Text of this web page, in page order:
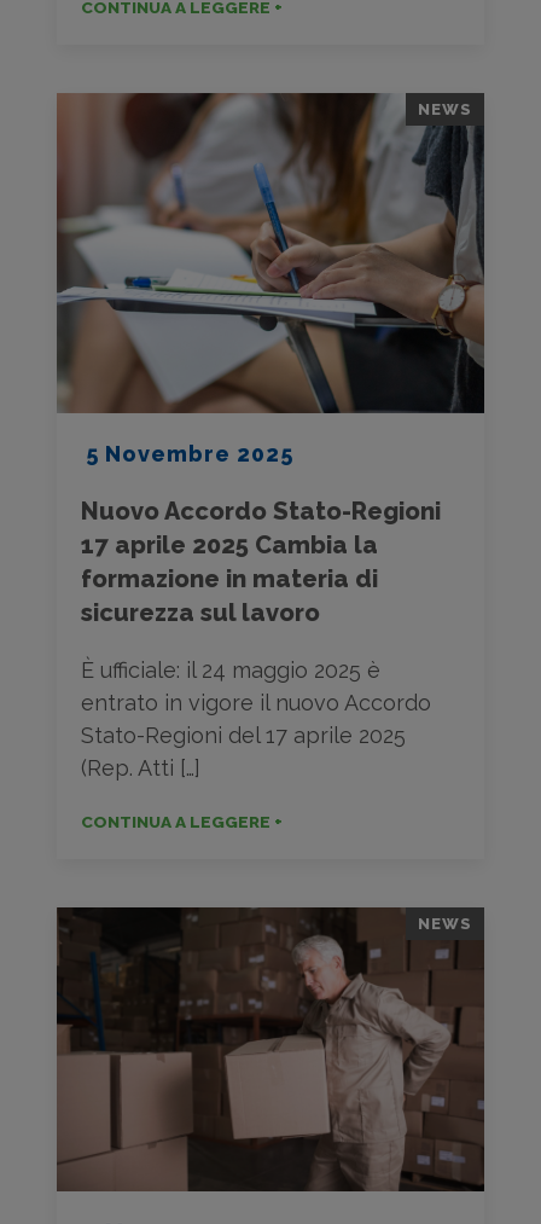
CONTINUA A LEGGERE +
5 Novembre 2025
NEWS
Nuovo Accordo Stato-Regioni
17 aprile 2025 Cambia la
formazione in materia di
sicurezza sul lavoro
È ufficiale: il 24 maggio 2025 è
entrato in vigore il nuovo Accordo
Stato-Regioni del 17 aprile 2025
(Rep. Atti […]
CONTINUA A LEGGERE +
NEWS